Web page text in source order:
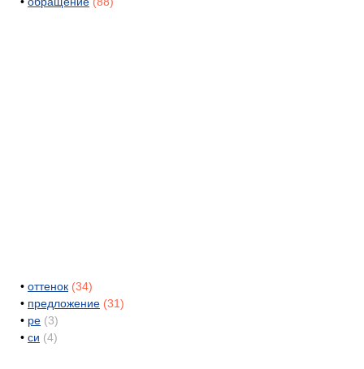
• оттенок (34)
• предложение (31)
• ре (3)
• си (4)